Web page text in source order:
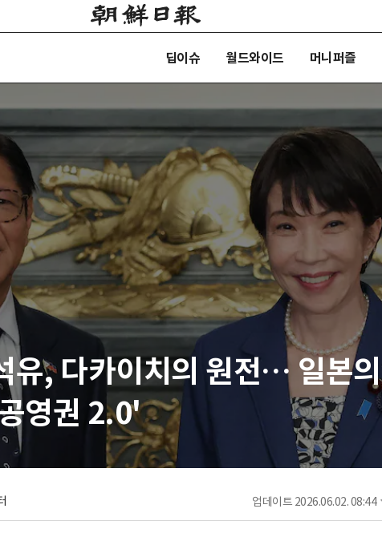
딥이슈 월드와이드 머니퍼즐
유, 다카이치의 원전… 일본의
영권 2.0'
업데이트 2026.06.02. 08:44